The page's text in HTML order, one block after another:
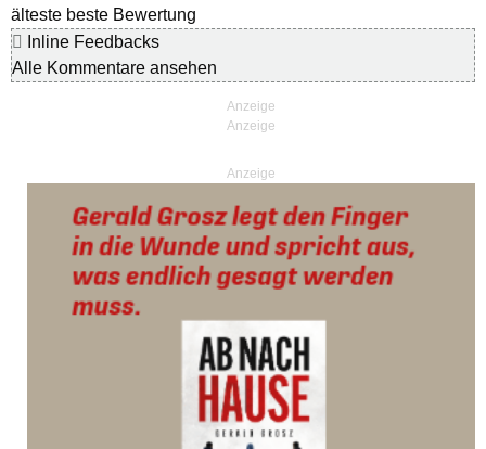
älteste beste Bewertung
Inline Feedbacks
Alle Kommentare ansehen
Anzeige